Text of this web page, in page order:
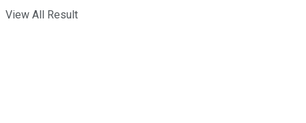
View All Result